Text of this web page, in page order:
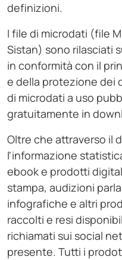
definizioni.
I file di microdati (file
Sistan) sono rilasciati
in conformità con il
e della protezione dei
di microdati a uso
gratuitamente in
Oltre che attraverso il
l'informazione
ebook e prodotti
stampa, audizioni
infografiche e altri
raccolti e resi
richiamati sui social
presente. Tutti i